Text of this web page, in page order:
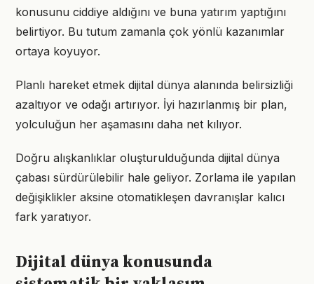
konusunu ciddiye aldığını ve buna yatırım yaptığını
belirtiyor. Bu tutum zamanla çok yönlü kazanımlar
ortaya koyuyor.
Planlı hareket etmek dijital dünya alanında belirsizliği
azaltıyor ve odağı artırıyor. İyi hazırlanmış bir plan,
yolculuğun her aşamasını daha net kılıyor.
Doğru alışkanlıklar oluşturulduğunda dijital dünya
çabası sürdürülebilir hale geliyor. Zorlama ile yapılan
değişiklikler aksine otomatikleşen davranışlar kalıcı
fark yaratıyor.
Dijital dünya konusunda